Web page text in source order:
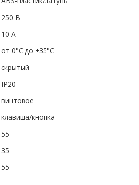
250 В
10 А
от 0°С до +35°С
скрытый
IP20
винтовое
клавиша/кнопка
55
35
55